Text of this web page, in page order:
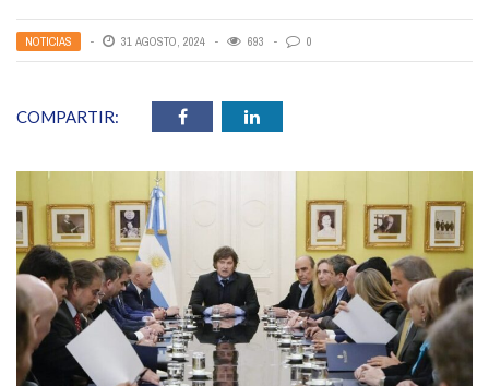
NOTICIAS 31 AGOSTO, 2024 693 0
COMPARTIR: